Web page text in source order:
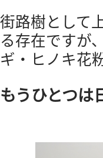
街路樹として
る存在ですが
ギ・ヒノキ花
もうひとつは